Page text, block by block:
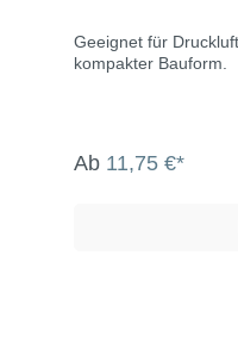
Geeignet für
kompakter Bauform.
Ab 11,75 €*